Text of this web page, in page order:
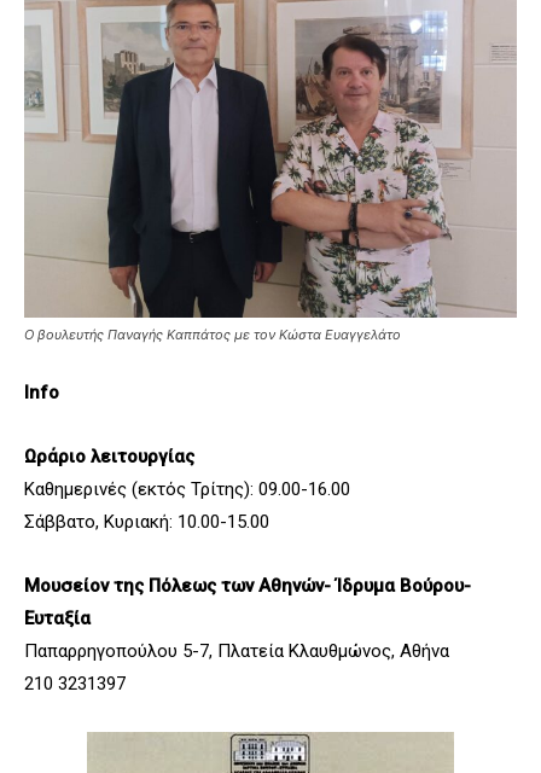
Ο βουλευτής Παναγής Καππάτος με τον Κώστα Ευαγγελάτο
Info
Ωράριο λειτουργίας
Καθημερινές (εκτός Τρίτης): 09.00-16.00
Σάββατο, Κυριακή: 10.00-15.00
Μουσείον της Πόλεως των Αθηνών- Ίδρυμα Βούρου-
Ευταξία
Παπαρρηγοπούλου 5-7, Πλατεία Κλαυθμώνος, Αθήνα
210 3231397